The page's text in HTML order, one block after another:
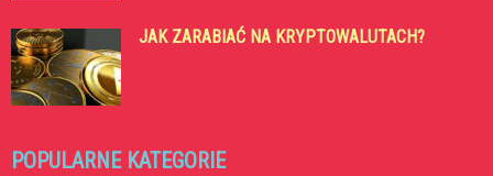
JAK ZARABIAĆ NA KRYPTOWALUTACH?
POPULARNE KATEGORIE